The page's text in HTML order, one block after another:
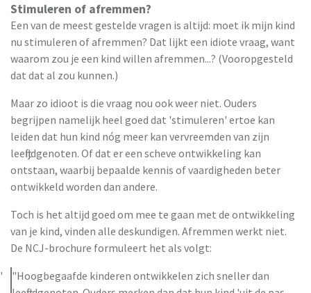
Stimuleren of afremmen?
Een van de meest gestelde vragen is altijd: moet ik mijn kind
nu stimuleren of afremmen? Dat lijkt een idiote vraag, want
waarom zou je een kind willen afremmen...? (Vooropgesteld
dat dat al zou kunnen.)
Maar zo idioot is die vraag nou ook weer niet. Ouders
begrijpen namelijk heel goed dat 'stimuleren' ertoe kan
leiden dat hun kind nóg meer kan vervreemden van zijn
leeftijdgenoten. Of dat er een scheve ontwikkeling kan
ontstaan, waarbij bepaalde kennis of vaardigheden beter
ontwikkeld worden dan andere.
Toch is het altijd goed om mee te gaan met de ontwikkeling
van je kind, vinden alle deskundigen. Afremmen werkt niet.
De NCJ-brochure formuleert het als volgt:
"Hoogbegaafde kinderen ontwikkelen zich sneller dan